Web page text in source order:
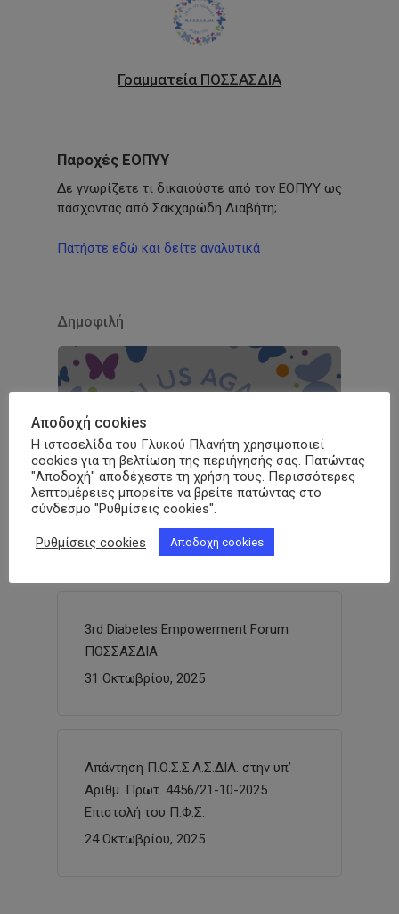
Γραμματεία ΠΟΣΣΑΣΔΙΑ
Παροχές ΕΟΠΥΥ
Δε γνωρίζετε τι δικαιούστε από τον ΕΟΠΥΥ ως
πάσχοντας από Σακχαρώδη Διαβήτη;
Πατήστε εδώ και δείτε αναλυτικά
Δημοφιλή
ΠΟΣΣΑΣΔΙΑ: Επιστολή προς Υπ.
Υγείας και ΕΟΠΥΥ για απαίτηση
άμεσης τροποποίησης του ΦΕΚ
Β’5395/09-10-2025
3 Νοεμβρίου, 2025
3rd Diabetes Empowerment Forum
ΠΟΣΣΑΣΔΙΑ
31 Οκτωβρίου, 2025
Απάντηση Π.Ο.Σ.Σ.Α.Σ.ΔΙΑ. στην υπ’
Αριθμ. Πρωτ. 4456/21-10-2025
Επιστολή του Π.Φ.Σ.
24 Οκτωβρίου, 2025
Αποδοχή cookies
Η ιστοσελίδα του Γλυκού Πλανήτη χρησιμοποιεί
cookies για τη βελτίωση της περιήγησής σας. Πατώντας
"Αποδοχή" αποδέχεστε τη χρήση τους. Περισσότερες
λεπτομέρειες μπορείτε να βρείτε πατώντας στο
σύνδεσμο "Ρυθμίσεις cookies".
Ρυθμίσεις cookies Αποδοχή cookies